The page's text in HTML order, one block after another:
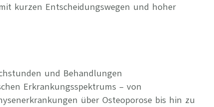
kurzen Entscheidungswegen und hoher
und Behandlungen
Erkrankungsspektrums – von
über Osteoporose bis hin zu